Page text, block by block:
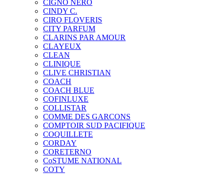
CIGNO NERO
CINDY C.
CIRO FLOVERIS
CITY PARFUM
CLARINS PAR AMOUR
CLAYEUX
CLEAN
CLINIQUE
CLIVE CHRISTIAN
COACH
COACH BLUE
COFINLUXE
COLLISTAR
COMME DES GARCONS
COMPTOIR SUD PACIFIQUE
COQUILLETE
CORDAY
CORETERNO
CoSTUME NATIONAL
COTY